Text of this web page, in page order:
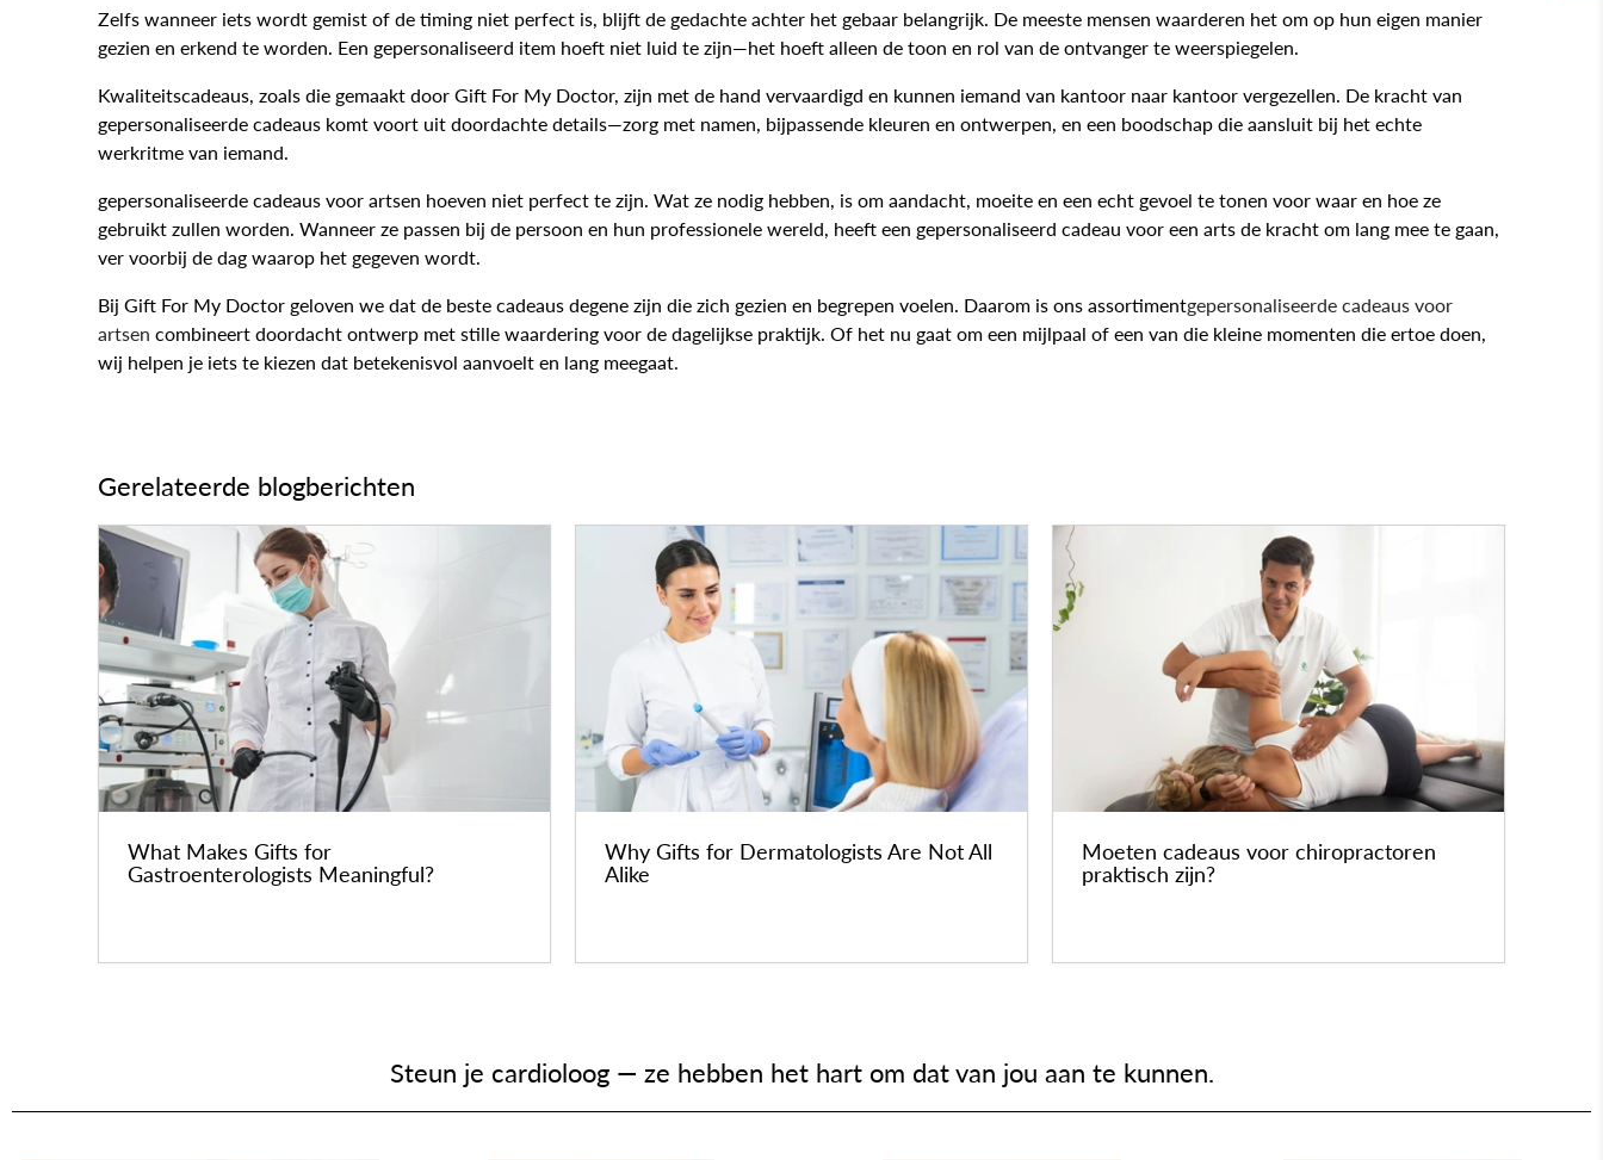
Zelfs wanneer iets wordt gemist of de timing niet perfect is, blijft de gedachte achter het gebaar belangrijk. De meeste mensen waarderen het om op hun eigen manier
gezien en erkend te worden. Een gepersonaliseerd item hoeft niet luid te zijn—het hoeft alleen de toon en rol van de ontvanger te weerspiegelen.
Kwaliteitscadeaus, zoals die gemaakt door Gift For My Doctor, zijn met de hand vervaardigd en kunnen iemand van kantoor naar kantoor vergezellen. De kracht van
gepersonaliseerde cadeaus komt voort uit doordachte details—zorg met namen, bijpassende kleuren en ontwerpen, en een boodschap die aansluit bij het echte
werkritme van iemand.
gepersonaliseerde cadeaus voor artsen hoeven niet perfect te zijn. Wat ze nodig hebben, is om aandacht, moeite en een echt gevoel te tonen voor waar en hoe ze
gebruikt zullen worden. Wanneer ze passen bij de persoon en hun professionele wereld, heeft een gepersonaliseerd cadeau voor een arts de kracht om lang mee te gaan,
ver voorbij de dag waarop het gegeven wordt.
Bij Gift For My Doctor geloven we dat de beste cadeaus degene zijn die zich gezien en begrepen voelen. Daarom is ons assortimentgepersonaliseerde cadeaus voor
artsen combineert doordacht ontwerp met stille waardering voor de dagelijkse praktijk. Of het nu gaat om een mijlpaal of een van die kleine momenten die ertoe doen,
wij helpen je iets te kiezen dat betekenisvol aanvoelt en lang meegaat.
Gerelateerde blogberichten
What Makes Gifts for
Gastroenterologists Meaningful?
Why Gifts for Dermatologists Are Not All
Alike
Moeten cadeaus voor chiropractoren
praktisch zijn?
Steun je cardioloog — ze hebben het hart om dat van jou aan te kunnen.